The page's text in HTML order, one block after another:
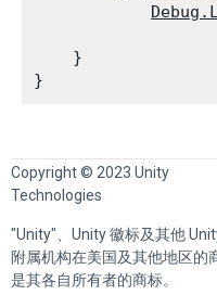
    }
Copyright © 2023 Unity
Technologies
"Unity"、Unity 徽标及其他
附属机构在美国及其他地区的
是其各自所有者的商标。